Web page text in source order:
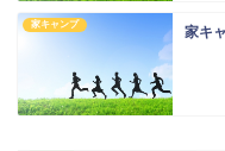
家キャンプ 家キ